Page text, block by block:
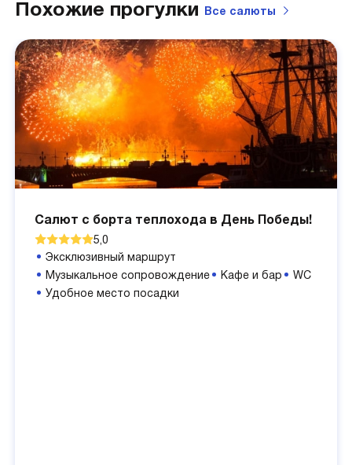
Похожие прогулки Все салюты
Салют с борта теплохода в День Победы!
5,0
Эксклюзивный маршрут
Музыкальное сопровождение
Кафе и бар
WC
Удобное место посадки